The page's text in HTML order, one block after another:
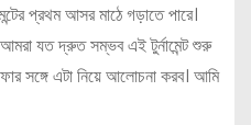
প্রথম আসর মাঠে গড়াতে পারে।
যত দ্রুত সম্ভব এই টুর্নামেন্ট শুরু
সঙ্গে এটা নিয়ে আলোচনা করব। আমি